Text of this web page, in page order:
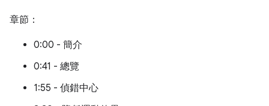
章節：
0:00 - 簡介
0:41 - 總覽
1:55 - 偵錯中心